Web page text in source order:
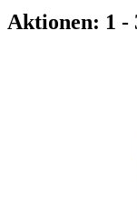
Aktionen: 1 -